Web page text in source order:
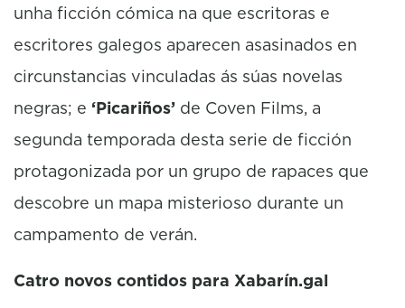
unha ficción cómica na que escritoras e
escritores galegos aparecen asasinados en
circunstancias vinculadas ás súas novelas
negras; e ‘Picariños’ de Coven Films, a
segunda temporada desta serie de ficción
protagonizada por un grupo de rapaces que
descobre un mapa misterioso durante un
campamento de verán.
Catro novos contidos para Xabarín.gal